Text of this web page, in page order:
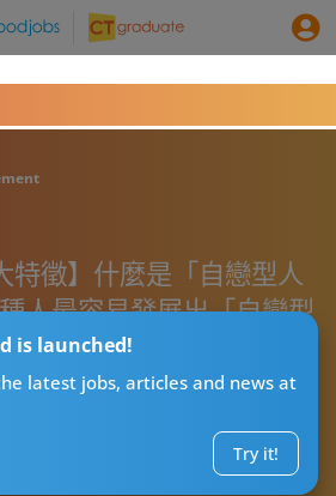
is launched!
latest jobs, articles and news at
Try it!
特徵】什麼是「自戀型人
人最容易發展出「自戀型